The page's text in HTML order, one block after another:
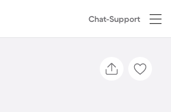
Chat-Support